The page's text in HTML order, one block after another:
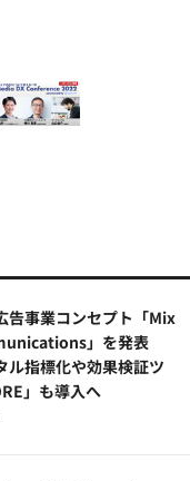
告事業コンセプト「Mix
」を発表
ル指標化や効果検証ツ
」も導入へ